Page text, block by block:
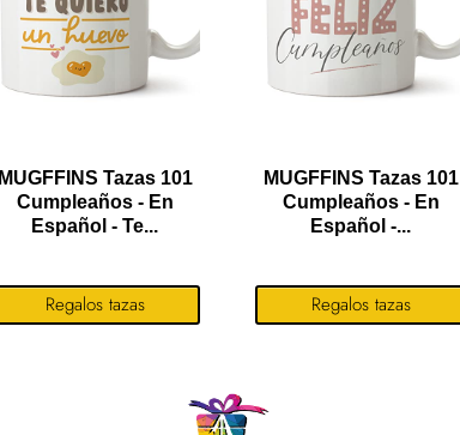
MUGFFINS Tazas 101
Cumpleaños - En
Español - Te...
Regalos tazas
MUGFFINS Tazas 101
Cumpleaños - En
Español -...
Regalos tazas